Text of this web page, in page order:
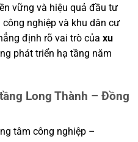
vững và hiệu quả đầu tư
nghiệp và khu dân cư
định rõ vai trò của xu
phát triển hạ tầng năm
Long Thành – Đồng
tâm công nghiệp –